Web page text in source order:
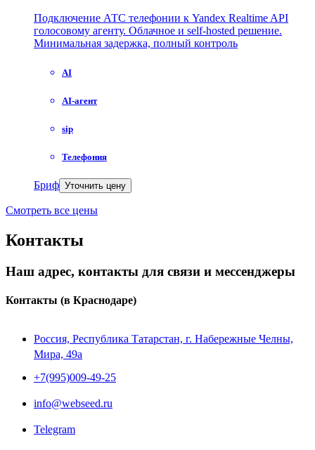
Подключение АТС телефонии к Yandex Realtime API
голосовому агенту. Облачное и self-hosted решение.
Минимальная задержка, полный контроль
AI
AI-агент
sip
Телефония
Бриф Уточнить цену
Смотреть все цены
Контакты
Наш адрес, контакты для связи и мессенджеры
Контакты (в Краснодаре)
Россия, Республика Татарстан, г. Набережные Челны,
Мира, 49a
+7(995)009-49-25
info@webseed.ru
Telegram